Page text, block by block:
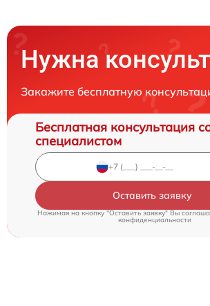
Нужна
Закажите бесплатную
Бесплатная консультация
специалистом
Оставить заявку
Нажимая на кнопку "Оставить заявку" Вы
конфиденциальности